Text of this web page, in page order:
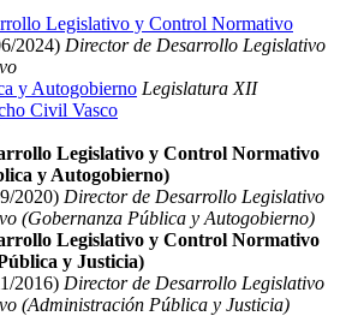
Legislativo y Control Normativo
2024) Director de Desarrollo Legislativo
y Autogobierno Legislatura XII
Civil Vasco
Legislativo y Control Normativo
y Autogobierno)
2020) Director de Desarrollo Legislativo
(Gobernanza Pública y Autogobierno)
Legislativo y Control Normativo
y Justicia)
2016) Director de Desarrollo Legislativo
(Administración Pública y Justicia)